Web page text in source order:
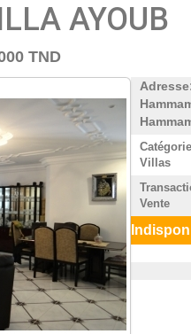
AYOUB
TND
Villas
Vente